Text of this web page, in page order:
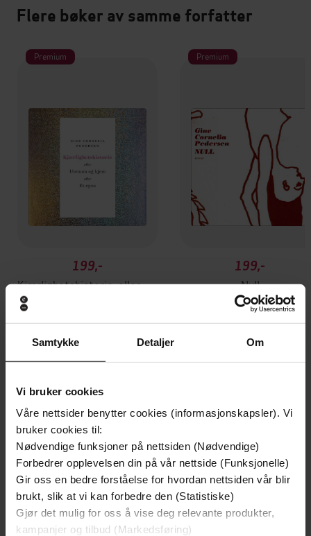
Samtykke Detaljer Om
Vi bruker cookies
Våre nettsider benytter cookies (informasjonskapsler). Vi
bruker cookies til:
Nødvendige funksjoner på nettsiden (Nødvendige)
Forbedrer opplevelsen din på vår nettside (Funksjonelle)
Gir oss en bedre forståelse for hvordan nettsiden vår blir
brukt, slik at vi kan forbedre den (Statistiske)
Gjør det mulig for oss å vise deg relevante produkter,
kampanjer og tilbud (Markedsføring)
Flere bøker av samme forfatter
Premium
199,-
Kjærlighetshistorie, eller Utenom og hjem eller Et epos
Premium
199,-
Null
Gine Cornelia Pedersen
Andre har også kjøpt
Premium
Vinner av Rivertonprisen
Første gang på tilbud